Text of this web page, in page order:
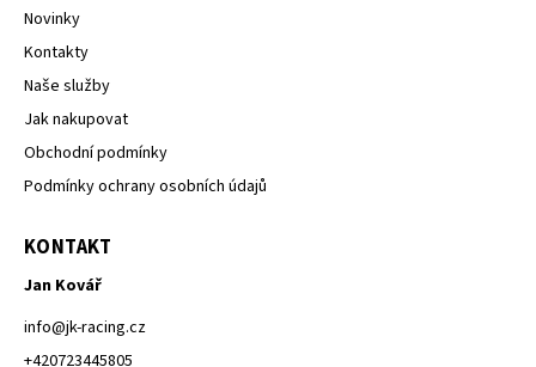
Novinky
Kontakty
Naše služby
Jak nakupovat
Obchodní podmínky
Podmínky ochrany osobních údajů
KONTAKT
Jan Kovář
info@jk-racing.cz
+420723445805